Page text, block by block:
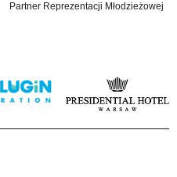
Partner Reprezentacji Młodzieżowej